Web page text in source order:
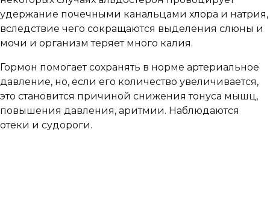
удержание почечными канальцами хлора и натрия,
вследствие чего сокращаются выделения слюны и
мочи и организм теряет много калия.
Гормон помогает сохранять в норме артериальное
давление, но, если его количество увеличивается,
это становится причиной снижения тонуса мышц,
повышения давления, аритмии. Наблюдаются
отеки и судороги.